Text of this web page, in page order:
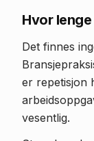
Hvor
Det finnes
er repetisjon
vesentlig.